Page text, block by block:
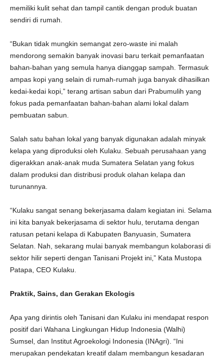
memiliki kulit sehat dan tampil cantik dengan produk buatan
sendiri di rumah.
“Bukan tidak mungkin semangat zero-waste ini malah
mendorong semakin banyak inovasi baru terkait pemanfaatan
bahan-bahan yang semula hanya dianggap sampah. Termasuk
ampas kopi yang selain di rumah-rumah juga banyak dihasilkan
kedai-kedai kopi,” terang artisan sabun dari Prabumulih yang
fokus pada pemanfaatan bahan-bahan alami lokal dalam
pembuatan sabun.
Salah satu bahan lokal yang banyak digunakan adalah minyak
kelapa yang diproduksi oleh Kulaku. Sebuah perusahaan yang
digerakkan anak-anak muda Sumatera Selatan yang fokus
dalam produksi dan distribusi produk olahan kelapa dan
turunannya.
“Kulaku sangat senang bekerjasama dalam kegiatan ini. Selama
ini kita banyak bekerjasama di sektor hulu, terutama dengan
ratusan petani kelapa di Kabupaten Banyuasin, Sumatera
Selatan. Nah, sekarang mulai banyak membangun kolaborasi di
sektor hilir seperti dengan Tanisani Projekt ini,” Kata Mustopa
Patapa, CEO Kulaku.
Praktik, Sains, dan Gerakan Ekologis
Apa yang dirintis oleh Tanisani dan Kulaku ini mendapat respon
positif dari Wahana Lingkungan Hidup Indonesia (Walhi)
Sumsel, dan Institut Agroekologi Indonesia (INAgri). “Ini
merupakan pendekatan kreatif dalam membangun kesadaran